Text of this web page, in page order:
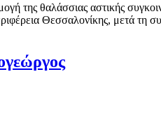
της θαλάσσιας αστικής
Θεσσαλονίκης, μετά τη